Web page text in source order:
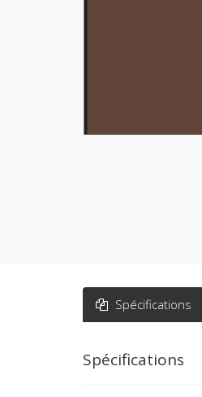
Spécifications
Spécifications